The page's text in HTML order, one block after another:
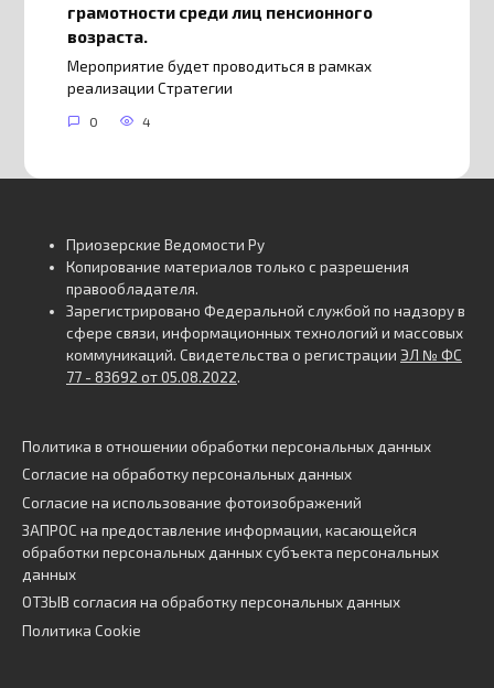
грамотности среди лиц пенсионного
возраста.
Мероприятие будет проводиться в рамках
реализации Стратегии
0 4
Приозерские Ведомости Ру
Копирование материалов только с разрешения
правообладателя.
Зарегистрировано Федеральной службой по надзору в
сфере связи, информационных технологий и массовых
коммуникаций. Свидетельства о регистрации ЭЛ № ФС
77 - 83692 от 05.08.2022.
Политика в отношении обработки персональных данных
Согласие на обработку персональных данных
Согласие на использование фотоизображений
ЗАПРОС на предоставление информации, касающейся
обработки персональных данных субъекта персональных
данных
ОТЗЫВ согласия на обработку персональных данных
Политика Cookie